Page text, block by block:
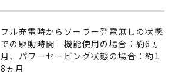
フル充電時からソーラー発電無しの状態
での駆動時間 機能使用の場合：約6ヵ
月、パワーセービング状態の場合：約1
8ヵ月